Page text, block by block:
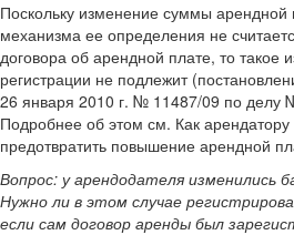
Поскольку изменение суммы арендной
механизма ее определения не
договора об арендной плате, то
регистрации не подлежит
26 января 2010 г. № 11487/09 по
Подробнее об этом см. Как
предотвратить повышение арендной
Вопрос: у арендодателя изменились
Нужно ли в этом случае
если сам договор аренды был